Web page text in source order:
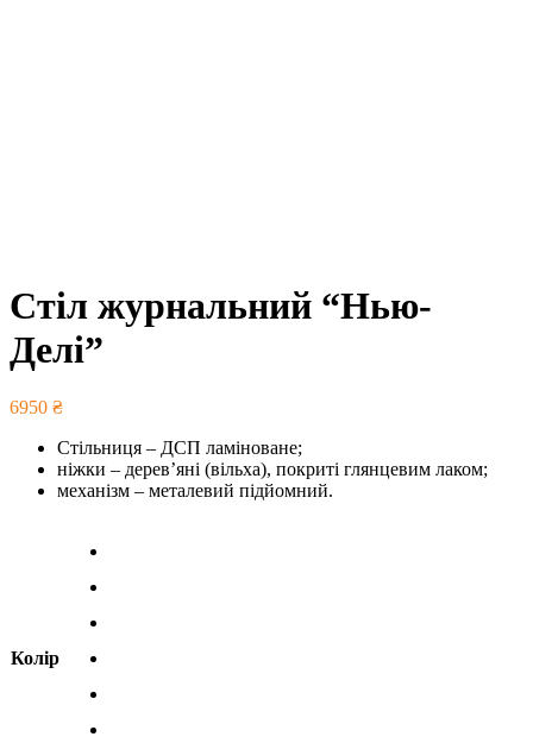
Стіл журнальний “Нью-
Делі”
6950 ₴
Стільниця – ДСП ламіноване;
ніжки – дерев’яні (вільха), покриті глянцевим лаком;
механізм – металевий підйомний.
Колір